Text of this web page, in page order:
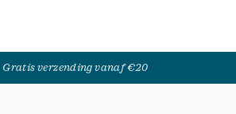
Gratis verzending vanaf €20